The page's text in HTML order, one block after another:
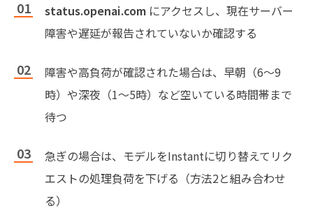
status.openai.com にアクセスし、現在サーバー
障害や遅延が報告されていないか確認する
障害や高負荷が確認された場合は、早朝（6〜9
時）や深夜（1〜5時）など空いている時間帯まで
待つ
急ぎの場合は、モデルをInstantに切り替えてリク
エストの処理負荷を下げる（方法2と組み合わせ
る）